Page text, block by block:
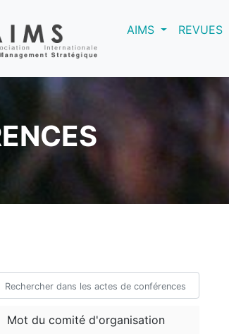
AIMS(current)REVUES
Mot du comité d'organisation